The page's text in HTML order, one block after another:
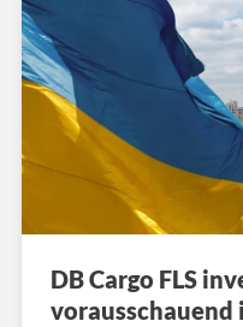
DB Cargo FLS
vorausschauend